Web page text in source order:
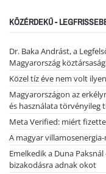
KÖZÉRDEKŰ -
Dr. Baka Andrást, a
Magyarország
Közel tíz éve nem volt
Magyarországon az
és használata törvényileg
Meta Verified: miért
A magyar
Emelkedik a Duna
bizakodásra adnak okot